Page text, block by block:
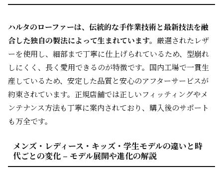
ハルタのローファーは、伝統的な手作業技術と最新技法を融
合した独自の製法によって生まれています。 厳選されたレザ
ーを使用し、細部まで丁寧に仕上げられているため、型崩れ
しにくく、長く愛用できるのが特徴です。国内工場で一貫生
産しているため、安定した品質と安心のアフターサービスが
約束されています。正規店舗では正しいフィッティングやメ
ンテナンス方法も丁寧に案内されており、購入後のサポート
も万全です。
メンズ・レディース・キッズ・学生モデルの違いと時
代ごとの変化 – モデル展開や進化の解説